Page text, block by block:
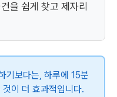
을 쉽게 찾고 제자리
기보다는, 하루에 15분
이 더 효과적입니다.